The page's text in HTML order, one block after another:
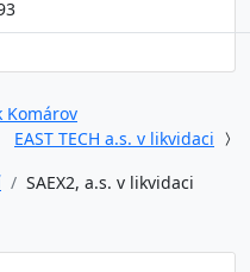
Komárov
EAST TECH a.s. v likvidaci
SAEX2, a.s. v likvidaci